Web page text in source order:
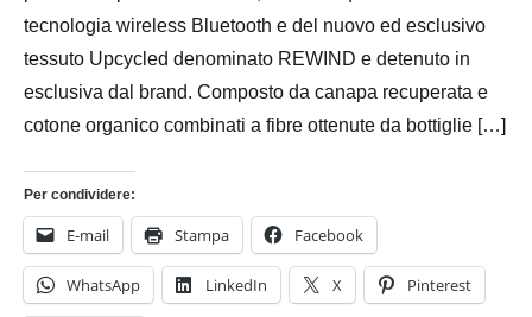
tecnologia wireless Bluetooth e del nuovo ed esclusivo
tessuto Upcycled denominato REWIND e detenuto in
esclusiva dal brand. Composto da canapa recuperata e
cotone organico combinati a fibre ottenute da bottiglie […]
Per condividere:
E-mail Stampa Facebook
WhatsApp LinkedIn X Pinterest